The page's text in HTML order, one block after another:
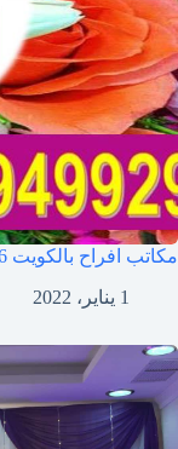
مكاتب افراح بالكويت 94992986 مكاتب افراح اعراس الكويت
1 يناير، 2022